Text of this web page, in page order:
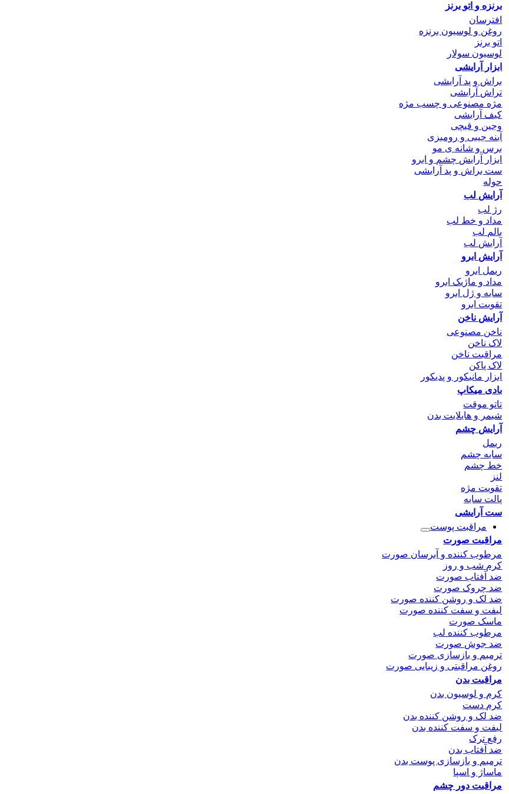
برنزه و اتو برنز
افترسان
روغن و لوسیون برنزه
اتو برنز
لوسیون سولار
ابزار آرایشی
براش و پد آرایشی
تراش آرایشی
مژه مصنوعی و چسب مژه
کیف آرایشی
وجین و قیچی
آینه جیبی و رومیزی
برس و شانه ی مو
ابزار آرایش چشم و ابرو
ست براش و پد آرایشی
حوله
آرایش لب
رژ لب
مداد و خط لب
بالم لب
آرایش لب
آرایش ابرو
ریمل ابرو
مداد و ماژیک ابرو
سایه و ژل ابرو
تقویت ابرو
آرایش ناخن
ناخن مصنوعی
لاک ناخن
مراقبت ناخن
لاک پاکن
ابزار مانیکور و پدیکور
بادی میکاپ
تاتو موقت
شیمر و هایلایت بدن
آرایش چشم
ریمل
سایه چشم
خط چشم
لنز
تقویت مژه
پالت سایه
ست آرایشی
مراقبت پوست
مراقبت صورت
مرطوب کننده و آبرسان صورت
کرم شب و روز
ضد آفتاب صورت
ضد چروک صورت
ضد لک و روشن کننده صورت
لیفت و سفت کننده صورت
ماسک صورت
مرطوب کننده لب
ضد جوش صورت
ترمیم و بازسازی صورت
روغن مراقبتی و زیبایی صورت
مراقبت بدن
کرم و لوسیون بدن
کرم دست
ضد لک و روشن کننده بدن
لیفت و سفت کننده بدن
رفع ترک
ضد آفتاب بدن
ترمیم و بازسازی پوست بدن
ماساژ و اسپا
مراقبت دور چشم